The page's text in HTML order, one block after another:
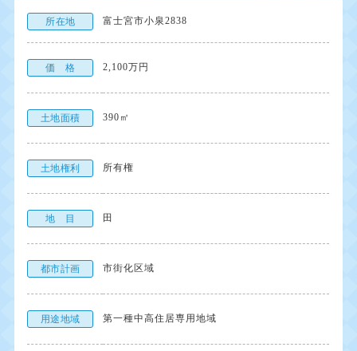
所在地 富士宮市小泉2838
価 格 2,100万円
土地面積 390㎡
土地権利 所有権
地 目 田
都市計画 市街化区域
用途地域 第一種中高住居専用地域